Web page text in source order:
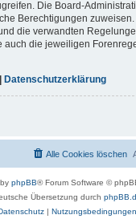
Die Board-
Berechtigungen
die verwandten
auch die jeweiligen
| Datenschutzerklärung
Alle Cookies löschen
phpBB® Forum Software ©
Übersetzung durch
| Nutzungsbedingungen